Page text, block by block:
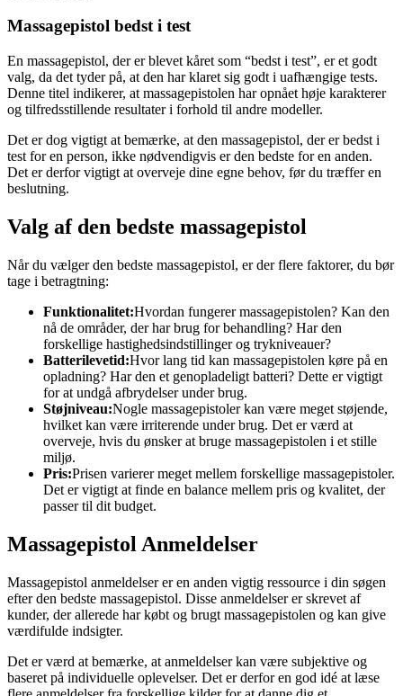
Massagepistol bedst i test
En massagepistol, der er blevet kåret som “bedst i test”, er et godt
valg, da det tyder på, at den har klaret sig godt i uafhængige tests.
Denne titel indikerer, at massagepistolen har opnået høje karakterer
og tilfredsstillende resultater i forhold til andre modeller.
Det er dog vigtigt at bemærke, at den massagepistol, der er bedst i
test for en person, ikke nødvendigvis er den bedste for en anden.
Det er derfor vigtigt at overveje dine egne behov, før du træffer en
beslutning.
Valg af den bedste massagepistol
Når du vælger den bedste massagepistol, er der flere faktorer, du bør
tage i betragtning:
Funktionalitet:Hvordan fungerer massagepistolen? Kan den
nå de områder, der har brug for behandling? Har den
forskellige hastighedsindstillinger og trykniveauer?
Batterilevetid:Hvor lang tid kan massagepistolen køre på en
opladning? Har den et genopladeligt batteri? Dette er vigtigt
for at undgå afbrydelser under brug.
Støjniveau:Nogle massagepistoler kan være meget støjende,
hvilket kan være irriterende under brug. Det er værd at
overveje, hvis du ønsker at bruge massagepistolen i et stille
miljø.
Pris:Prisen varierer meget mellem forskellige massagepistoler.
Det er vigtigt at finde en balance mellem pris og kvalitet, der
passer til dit budget.
Massagepistol Anmeldelser
Massagepistol anmeldelser er en anden vigtig ressource i din søgen
efter den bedste massagepistol. Disse anmeldelser er skrevet af
kunder, der allerede har købt og brugt massagepistolen og kan give
værdifulde indsigter.
Det er værd at bemærke, at anmeldelser kan være subjektive og
baseret på individuelle oplevelser. Det er derfor en god idé at læse